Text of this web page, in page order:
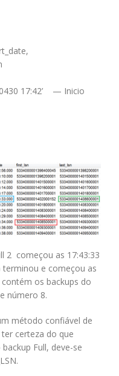
17:42’ — Inicio
2 começou as 17:43:33
terminou e começou as
os backups do
número 8.
método confiável de
certeza do que
Full, deve-se